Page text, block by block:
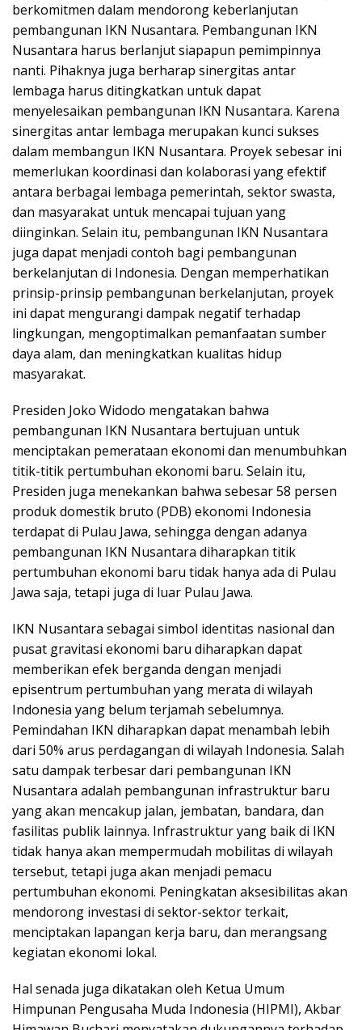
berkomitmen dalam mendorong keberlanjutan
pembangunan IKN Nusantara. Pembangunan IKN
Nusantara harus berlanjut siapapun pemimpinnya
nanti. Pihaknya juga berharap sinergitas antar
lembaga harus ditingkatkan untuk dapat
menyelesaikan pembangunan IKN Nusantara. Karena
sinergitas antar lembaga merupakan kunci sukses
dalam membangun IKN Nusantara. Proyek sebesar ini
memerlukan koordinasi dan kolaborasi yang efektif
antara berbagai lembaga pemerintah, sektor swasta,
dan masyarakat untuk mencapai tujuan yang
diinginkan. Selain itu, pembangunan IKN Nusantara
juga dapat menjadi contoh bagi pembangunan
berkelanjutan di Indonesia. Dengan memperhatikan
prinsip-prinsip pembangunan berkelanjutan, proyek
ini dapat mengurangi dampak negatif terhadap
lingkungan, mengoptimalkan pemanfaatan sumber
daya alam, dan meningkatkan kualitas hidup
masyarakat.
Presiden Joko Widodo mengatakan bahwa
pembangunan IKN Nusantara bertujuan untuk
menciptakan pemerataan ekonomi dan menumbuhkan
titik-titik pertumbuhan ekonomi baru. Selain itu,
Presiden juga menekankan bahwa sebesar 58 persen
produk domestik bruto (PDB) ekonomi Indonesia
terdapat di Pulau Jawa, sehingga dengan adanya
pembangunan IKN Nusantara diharapkan titik
pertumbuhan ekonomi baru tidak hanya ada di Pulau
Jawa saja, tetapi juga di luar Pulau Jawa.
IKN Nusantara sebagai simbol identitas nasional dan
pusat gravitasi ekonomi baru diharapkan dapat
memberikan efek berganda dengan menjadi
episentrum pertumbuhan yang merata di wilayah
Indonesia yang belum terjamah sebelumnya.
Pemindahan IKN diharapkan dapat menambah lebih
dari 50% arus perdagangan di wilayah Indonesia. Salah
satu dampak terbesar dari pembangunan IKN
Nusantara adalah pembangunan infrastruktur baru
yang akan mencakup jalan, jembatan, bandara, dan
fasilitas publik lainnya. Infrastruktur yang baik di IKN
tidak hanya akan mempermudah mobilitas di wilayah
tersebut, tetapi juga akan menjadi pemacu
pertumbuhan ekonomi. Peningkatan aksesibilitas akan
mendorong investasi di sektor-sektor terkait,
menciptakan lapangan kerja baru, dan merangsang
kegiatan ekonomi lokal.
Hal senada juga dikatakan oleh Ketua Umum
Himpunan Pengusaha Muda Indonesia (HIPMI), Akbar